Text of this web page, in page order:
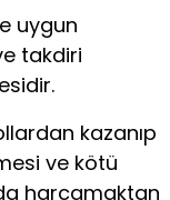
uygun
takdiri
kazanıp
ve kötü
harcamaktan